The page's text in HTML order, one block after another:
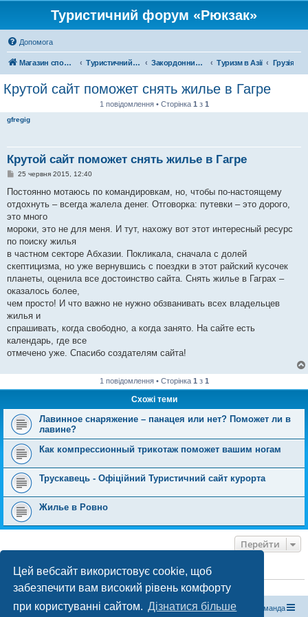
Цей вебсайт використовує cookie, щоб
забезпечити вам високий рівень комфорту
при користуванні сайтом. Дізнатися більше
Туристичний форум «Рюкзак»
Допомога
Магазин спорядження Туристичний форум «Рюкзак» Закордонний туризм Туризм в Азії Грузія
Крутой сайт поможет снять жилье в Гагре
1 повідомлення • Сторінка 1 з 1
gfregig
Крутой сайт поможет снять жилье в Гагре
П
в
д
о
л
е
н
я
25 червня 2015, 12:40
Постоянно мотаюсь по командировкам, но, чтобы по-настоящему
отдохнуть – всегда жалела денег. Отговорка: путевки – это дорого,
это много
мороки, это не для меня. И тут, нахожу вот этот интересный ресурс
по поиску жилья
в частном секторе Абхазии. Покликала, сначала с долей
скептицизма, но уже вернувшись с поездки в этот райский кусочек
планеты, оценила все достоинство сайта. Снять жилье в Гаграх –
оказалось более,
чем просто! И что важно не нужно обзванивать всех владельцев
жилья и
спрашивать, когда свободно, а когда занято. На сайте есть
календарь, где все
отмечено уже. Спасибо создателям сайта!
1 повідомлення • Сторінка 1 з 1
Схожі теми
Лавинное снаряжение – панацея или нет? Поможет ли в
лавине?
Как компрессионный трикотаж поможет вашим ногам
Трускавець - Офіційний Туристичний сайт курорта
Жилье в Ровно
Перейти
ХТО ЗАРАЗ ОНЛАЙН
Зараз переглядають цей форум:ClaudeBot [бот ШІ]і 0 гостей
Магазин спорядження Туристичний форум «Рюкзак» Команда